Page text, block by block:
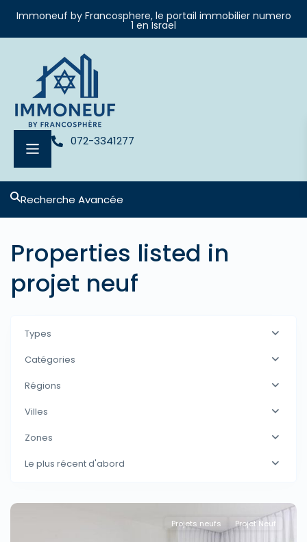
Immoneuf by Francosphere, le portail immobilier numero
1 en Israel
072-3341277
Recherche Avancée
Properties listed in
projet neuf
Types
Catégories
Régions
Villes
Zones
Le plus récent d'abord
Projets neufs Projet Neuf